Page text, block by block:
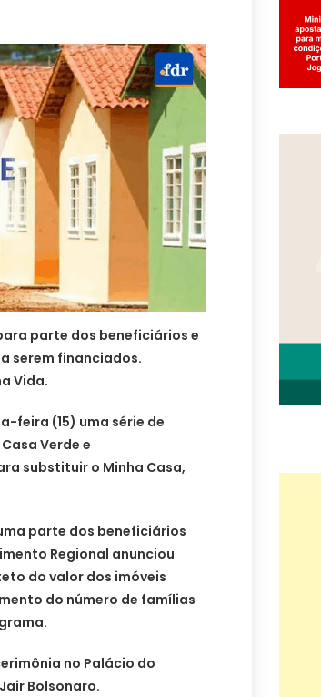
parte dos beneficiários e
serem financiados.
Vida.
feira (15) uma série de
Verde e
substituir o Minha Casa,
parte dos beneficiários
Regional anunciou
do valor dos imóveis
do número de famílias
no Palácio do
Bolsonaro.